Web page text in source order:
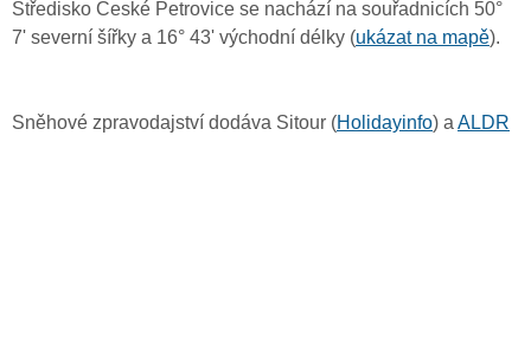
Středisko České Petrovice se nachází na souřadnicích 50°
7' severní šířky a 16° 43' východní délky (ukázat na mapě).
Sněhové zpravodajství dodáva Sitour (Holidayinfo) a ALDR